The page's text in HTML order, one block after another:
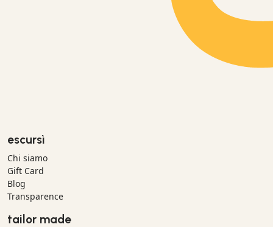
escursì
Chi siamo
Gift Card
Blog
Transparence
tailor made